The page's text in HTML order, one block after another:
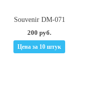
Souvenir DM-071
200 руб.
Цена за 10 штук